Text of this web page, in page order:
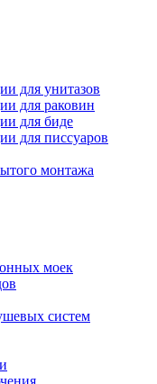
для унитазов
для раковин
для биде
для писсуаров
монтажа
моек
систем